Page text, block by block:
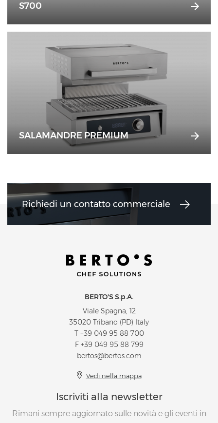
S700
SALAMANDRE PREMIUM
Richiedi un contatto commerciale
BERTO'S S.p.A.
Viale Spagna, 12
35020 Tribano (PD) Italy
T +39 049 95 88 700
F +39 049 95 88 799
bertos@bertos.com
Vedi nella mappa
Iscriviti alla newsletter
Rimani sempre aggiornato sulle novità e gli eventi in